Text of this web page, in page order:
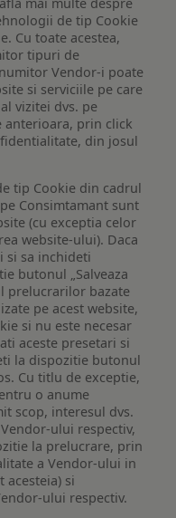
de tip Cookie
Cu toate acestea,
tipuri de
Vendor-i poate
si serviciile pe care
vizitei dvs. pe
anterioara, prin click
din josul
tip Cookie din cadrul
Consimtamant sunt
(cu exceptia celor
website-ului). Daca
si sa inchideti
butonul „Salveaza
prelucrarilor bazate
pe acest website,
si nu este necesar
aceste presetari si
la dispozitie butonul
Cu titlu de exceptie,
o anume
scop, interesul dvs.
ului respectiv,
la prelucrare, prin
a Vendor-ului in
acesteia) si
ului respectiv.